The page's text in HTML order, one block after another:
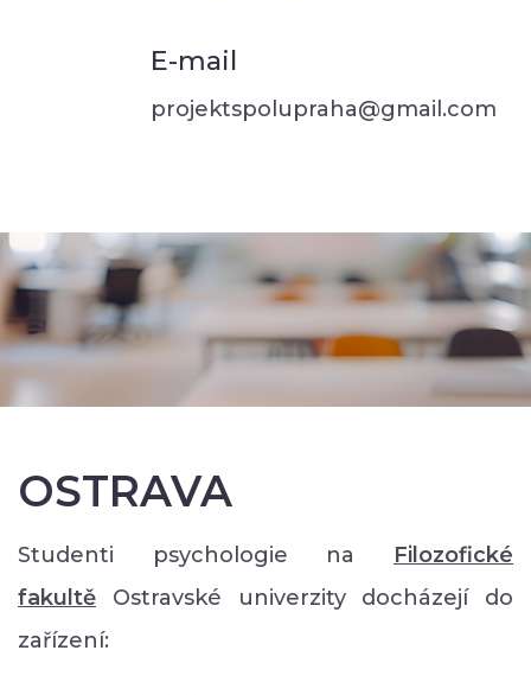
E-mail
projektspolupraha@gmail.com
OSTRAVA
Studenti psychologie na Filozofické
fakultě Ostravské univerzity docházejí do
zařízení: